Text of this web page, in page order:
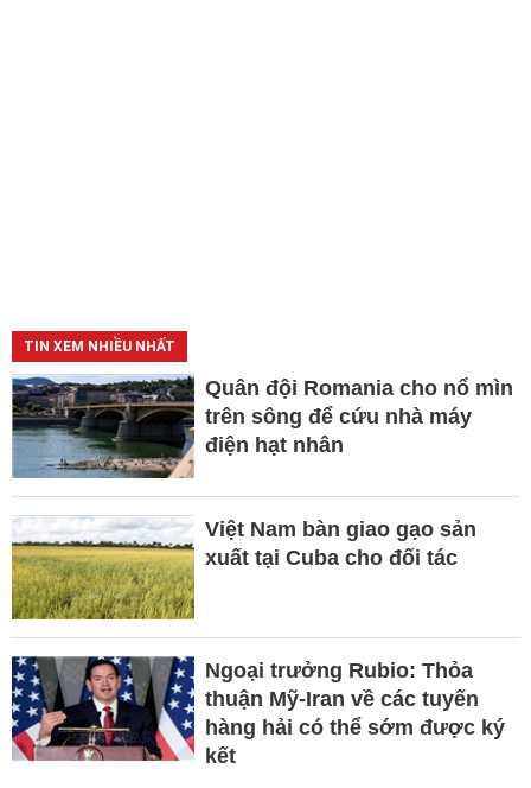
TIN XEM NHIỀU NHẤT
Quân đội Romania cho nổ mìn
trên sông để cứu nhà máy
điện hạt nhân
Việt Nam bàn giao gạo sản
xuất tại Cuba cho đối tác
Ngoại trưởng Rubio: Thỏa
thuận Mỹ-Iran về các tuyến
hàng hải có thể sớm được ký
kết